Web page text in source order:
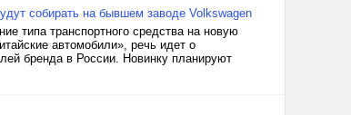
собирать на бывшем заводе Volkswagen
типа транспортного средства на новую
автомобили», речь идет о
бренда в России. Новинку планируют